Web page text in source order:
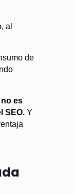
al
de
es
SEO. Y